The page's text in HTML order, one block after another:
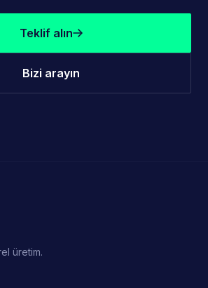
Teklif alın
Bizi arayın
üretim.